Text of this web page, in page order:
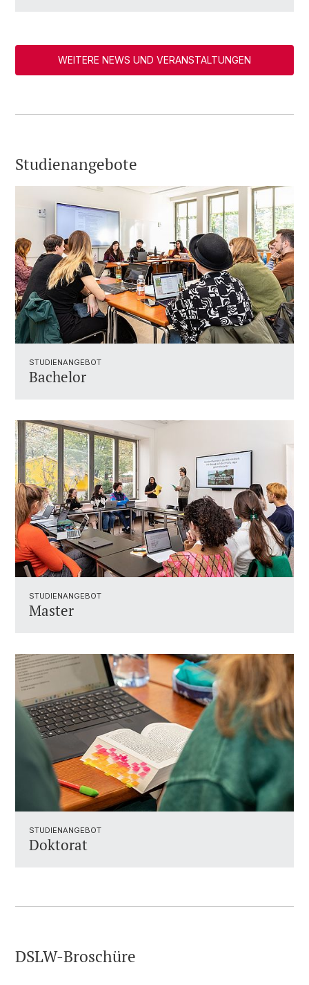
WEITERE NEWS UND VERANSTALTUNGEN
Studienangebote
STUDIENANGEBOT
Bachelor
STUDIENANGEBOT
Master
STUDIENANGEBOT
Doktorat
DSLW-Broschüre